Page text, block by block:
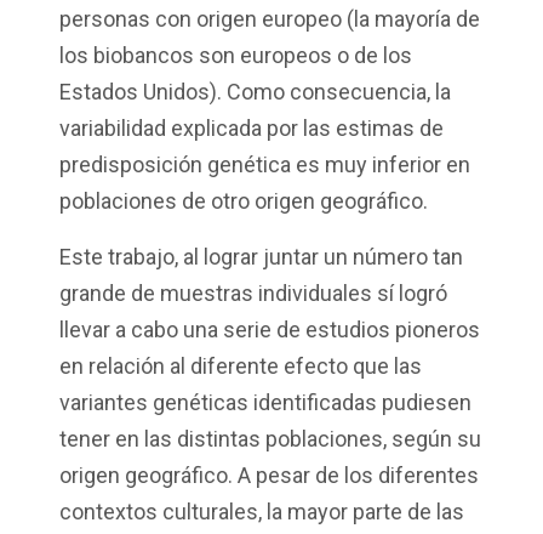
personas con origen europeo (la mayoría de
los biobancos son europeos o de los
Estados Unidos). Como consecuencia, la
variabilidad explicada por las estimas de
predisposición genética es muy inferior en
poblaciones de otro origen geográfico.
Este trabajo, al lograr juntar un número tan
grande de muestras individuales sí logró
llevar a cabo una serie de estudios pioneros
en relación al diferente efecto que las
variantes genéticas identificadas pudiesen
tener en las distintas poblaciones, según su
origen geográfico. A pesar de los diferentes
contextos culturales, la mayor parte de las